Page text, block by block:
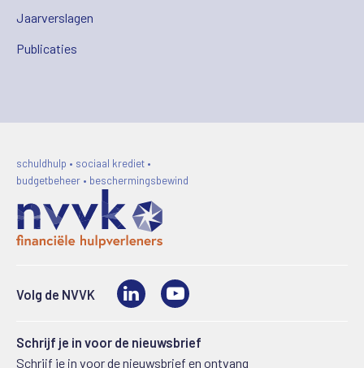
Jaarverslagen
Publicaties
schuldhulp • sociaal krediet •
budgetbeheer • beschermingsbewind
Volg de NVVK LinkedIn
Schrijf je in voor de nieuwsbrief
Schrijf je in voor de nieuwsbrief en ontvang